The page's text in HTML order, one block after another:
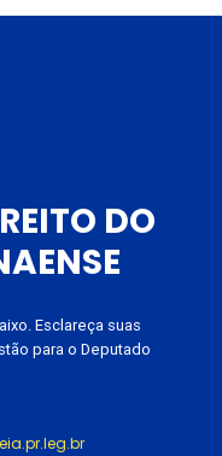
DO
Esclareça suas
para o Deputado